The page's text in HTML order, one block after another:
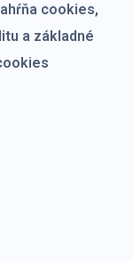
cookies,
a základné